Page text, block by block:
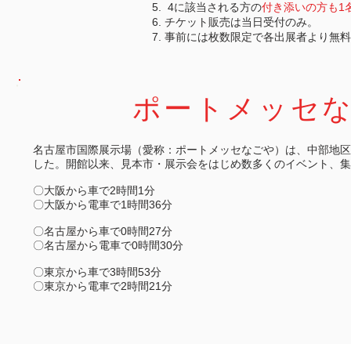
4に該当される方の付き添いの方も1
チケット販売は当日受付のみ。
事前には枚数限定で各出展者より無
ポートメッセ
名古屋市国際展示場（愛称：ポートメッセなごや）は、中部地
した。開館以来、見本市・展示会をはじめ数多くのイベント、
〇大阪から車で2時間1分
〇大阪から電車で1時間36分
〇名古屋から車で0時間27分
〇名古屋から電車で0時間30分
〇東京から車で3時間53分
〇東京から電車で2時間21分